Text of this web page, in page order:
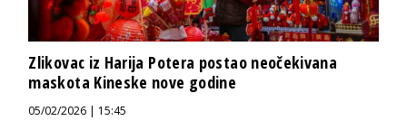
Zlikovac iz Harija Potera postao neočekivana
maskota Kineske nove godine
05/02/2026 | 15:45